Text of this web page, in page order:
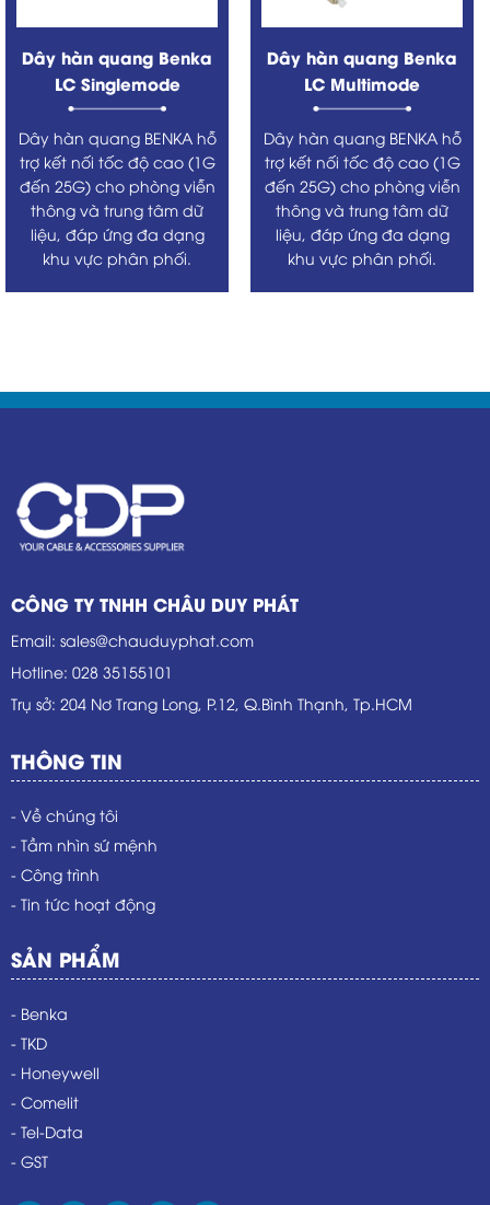
Dây hàn quang Benka
LC Singlemode
Dây hàn quang BENKA hỗ
trợ kết nối tốc độ cao (1G
đến 25G) cho phòng viễn
thông và trung tâm dữ
liệu, đáp ứng đa dạng
khu vực phân phối.
Dây hàn quang Benka
LC Multimode
Dây hàn quang BENKA hỗ
trợ kết nối tốc độ cao (1G
đến 25G) cho phòng viễn
thông và trung tâm dữ
liệu, đáp ứng đa dạng
khu vực phân phối.
CÔNG TY TNHH CHÂU DUY PHÁT
Email: sales@chauduyphat.com
Hotline: 028 35155101
Trụ sở: 204 Nơ Trang Long, P.12, Q.Bình Thạnh, Tp.HCM
THÔNG TIN
- Về chúng tôi
- Tầm nhìn sứ mệnh
- Công trình
- Tin tức hoạt động
SẢN PHẨM
- Benka
- TKD
- Honeywell
- Comelit
- Tel-Data
- GST